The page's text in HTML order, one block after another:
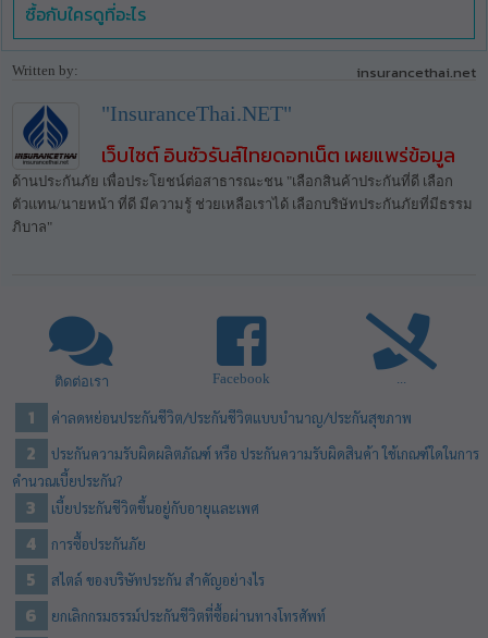
ซื้อกับใครดูที่อะไร
Written by: insurancethai.net
"InsuranceThai.NET"
เว็บไซต์ อินชัวรันส์ไทยดอทเน็ต เผยแพร่ข้อมูล
ด้านประกันภัย เพื่อประโยชน์ต่อสาธารณะชน "เลือกสินค้าประกันที่ดี เลือก
ตัวแทน/นายหน้า ที่ดี มีความรู้ ช่วยเหลือเราได้ เลือกบริษัทประกันภัยที่มีธรรม
ภิบาล"
ติดต่อเรา Facebook ...
ค่าลดหย่อนประกันชีวิต/ประกันชีวิตแบบบำนาญ/ประกันสุขภาพ
ประกันความรับผิดผลิตภัณฑ์ หรือ ประกันความรับผิดสินค้า ใช้เกณฑ์ใดในการ
คำนวณเบี้ยประกัน?
เบี้ยประกันชีวิตขึ้นอยู่กับอายุและเพศ
การซื้อประกันภัย
สไตล์ ของบริษัทประกัน สำคัญอย่างไร
ยกเลิกกรมธรรม์ประกันชีวิตที่ซื้อผ่านทางโทรศัพท์